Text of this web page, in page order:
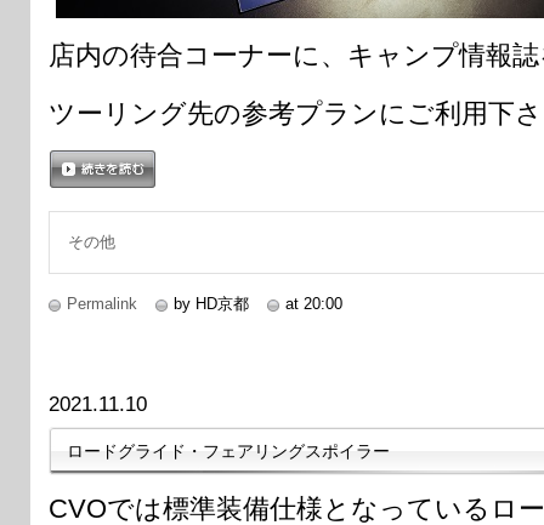
店内の待合コーナーに、キャンプ情報
ツーリング先の参考プランにご利用下
その他
Permalink by HD京都 at 20:00
2021.11.10
ロードグライド・フェアリングスポイラー
CVOでは標準装備仕様となっているロ